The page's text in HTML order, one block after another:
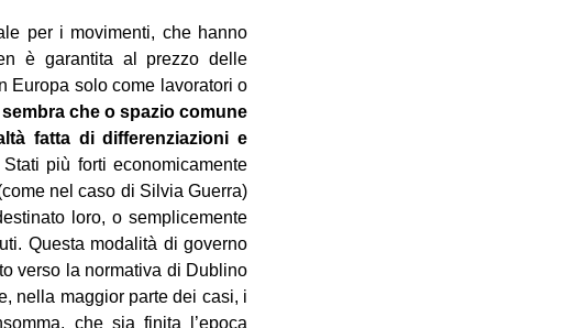
per i movimenti, che hanno
è garantita al prezzo delle
Europa solo come lavoratori o
che o spazio comune
fatta di differenziazioni e
più forti economicamente
nel caso di Silvia Guerra)
loro, o semplicemente
Questa modalità di governo
verso la normativa di Dublino
nella maggior parte dei casi, i
che sia finita l’epoca